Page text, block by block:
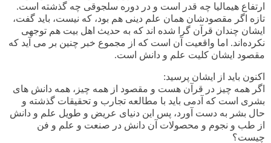
ارتفاع هیمالیا چه قدر است و در دوره سلجوقی چه گذشته است.
تازه اگر مقصودشان همان علم دینی هم بود، که نیست، باید گفت،
ایشان چندان قرآن گرا شده اند که به حدیث اهل بیت هم توجهی
نکرده‌اند. اما واقعیت آن است که از مجموع خبر چنین بر می آید که
مقصود ایشان کلیت علم و دانش است.
اکنون باید از ایشان پرسید:
اگر همه چیز در قرآن هست و مقصود از همه چیز، همه دانش های
بشری است که آدمی باید با مطالعه تجارب و تحقیقات گذشته و
حال بشر به دست آورد، پس این دنیای عریض و طویل علم و دانش
از طب و نجوم و محصولات آن دانش در صنعت و علم و فن
چیست؟